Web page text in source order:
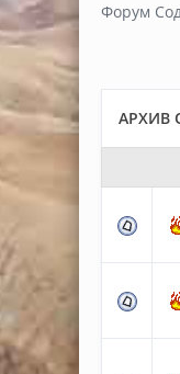
Форум
АРХИВ